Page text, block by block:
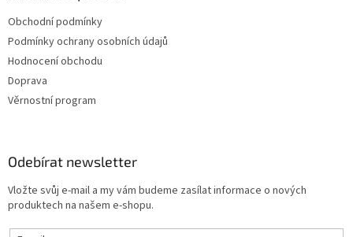
Obchodní podmínky
Podmínky ochrany osobních údajů
Hodnocení obchodu
Doprava
Věrnostní program
Odebírat newsletter
Vložte svůj e-mail a my vám budeme zasílat informace o nových
produktech na našem e-shopu.